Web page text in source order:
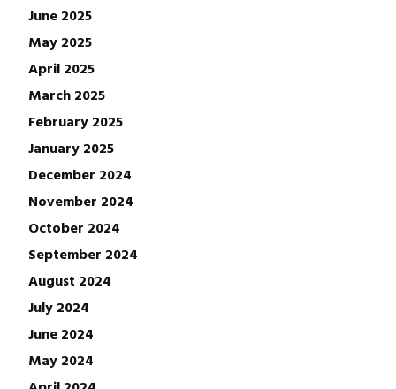
June 2025
May 2025
April 2025
March 2025
February 2025
January 2025
December 2024
November 2024
October 2024
September 2024
August 2024
July 2024
June 2024
May 2024